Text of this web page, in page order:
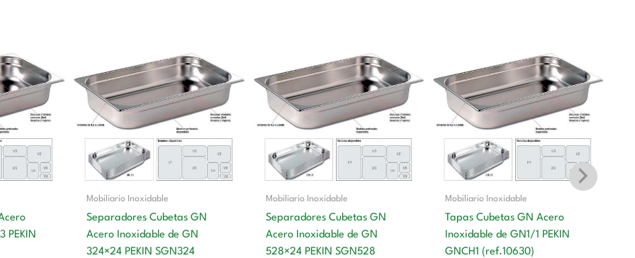
PEKIN
Mobiliario Inoxidable
Separadores Cubetas GN
Acero Inoxidable de GN
324×24 PEKIN SGN324
Mobiliario Inoxidable
Separadores Cubetas GN
Acero Inoxidable de GN
528×24 PEKIN SGN528
Mobiliario Inoxidable
Tapas Cubetas GN Acero
Inoxidable de GN1/1 PEKIN
GNCH1 (ref.10630)